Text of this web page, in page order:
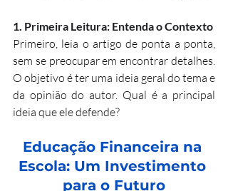
1. Primeira Leitura: Entenda o Contexto
Primeiro, leia o artigo de ponta a ponta,
sem se preocupar em encontrar detalhes.
O objetivo é ter uma ideia geral do tema e
da opinião do autor. Qual é a principal
ideia que ele defende?
Educação Financeira na
Escola: Um Investimento
para o Futuro